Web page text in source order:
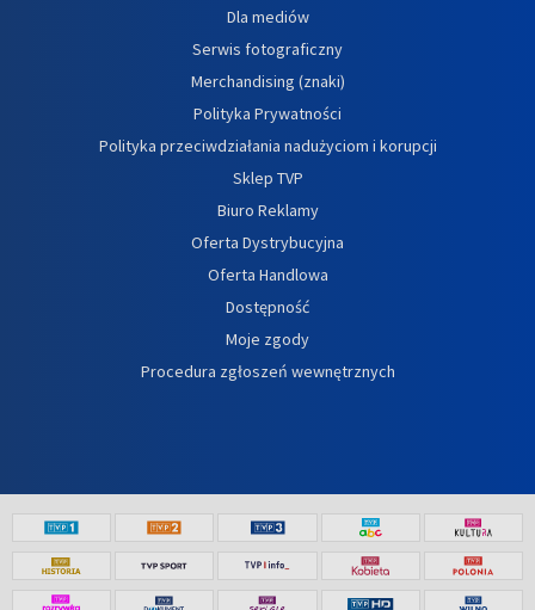
Dla mediów
Serwis fotograficzny
Merchandising (znaki)
Polityka Prywatności
Polityka przeciwdziałania nadużyciom i korupcji
Sklep TVP
Biuro Reklamy
Oferta Dystrybucyjna
Oferta Handlowa
Dostępność
Moje zgody
Procedura zgłoszeń wewnętrznych